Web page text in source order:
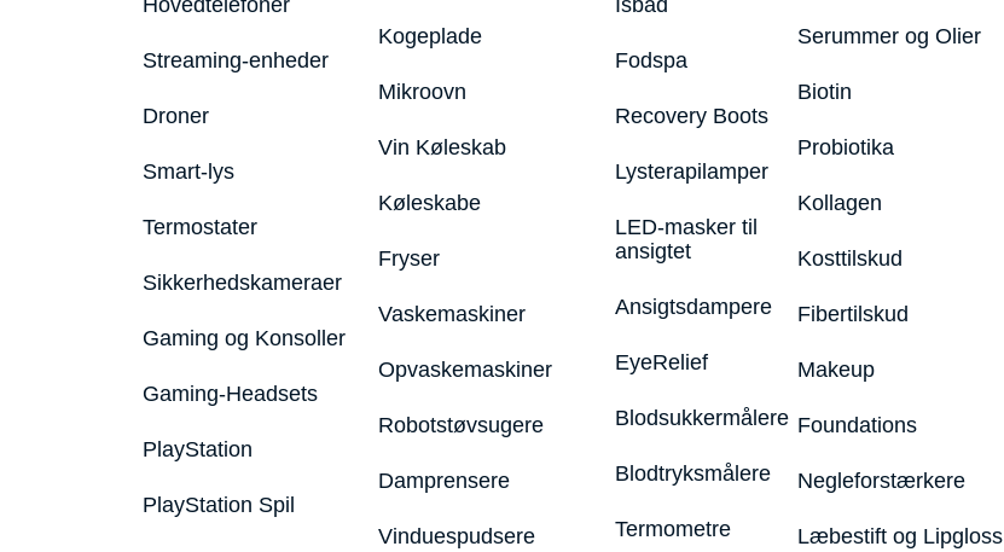
Streaming-enheder
Droner
Smart-lys
Termostater
Sikkerhedskameraer
Gaming og Konsoller
Gaming-Headsets
PlayStation
PlayStation Spil
Kogeplade
Mikroovn
Vin Køleskab
Køleskabe
Fryser
Vaskemaskiner
Opvaskemaskiner
Robotstøvsugere
Damprensere
Vinduespudsere
Fodspa
Recovery Boots
Lysterapilamper
LED-masker til
ansigtet
Ansigtsdampere
EyeRelief
Blodsukkermålere
Blodtryksmålere
Termometre
Serummer og Olier
Biotin
Probiotika
Kollagen
Kosttilskud
Fibertilskud
Makeup
Foundations
Negleforstærkere
Læbestift og Lipgloss